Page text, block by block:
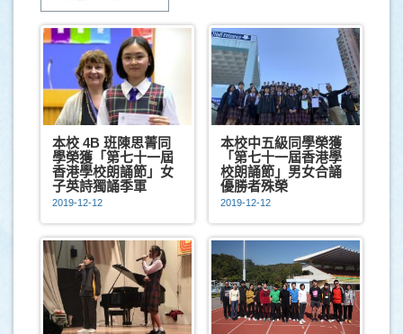
本校 4B 班陳思菁同
學榮獲「第七十一屆
香港學校朗誦節」女
子英詩獨誦季軍
2019-12-12
本校中五級同學榮獲
「第七十一屆香港學
校朗誦節」男女合誦
優勝者殊榮
2019-12-12